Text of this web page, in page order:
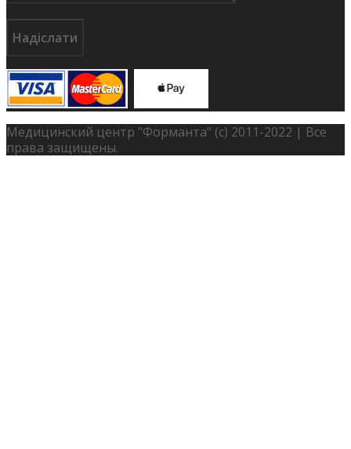
ФАХІВЦІ
ГРАФІК РОБОТИ ФАХІВЦІВ
ВІДГУКИ
КОНТАКТИ
RU
UA
Медицинский центр "Форманта" (с) 2011-2022 | Все
права защищены.